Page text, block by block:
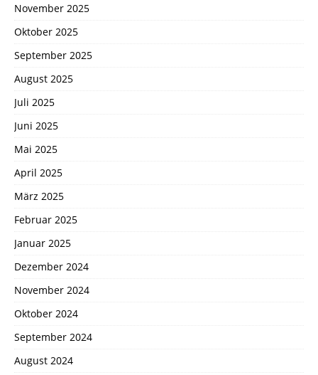
November 2025
Oktober 2025
September 2025
August 2025
Juli 2025
Juni 2025
Mai 2025
April 2025
März 2025
Februar 2025
Januar 2025
Dezember 2024
November 2024
Oktober 2024
September 2024
August 2024